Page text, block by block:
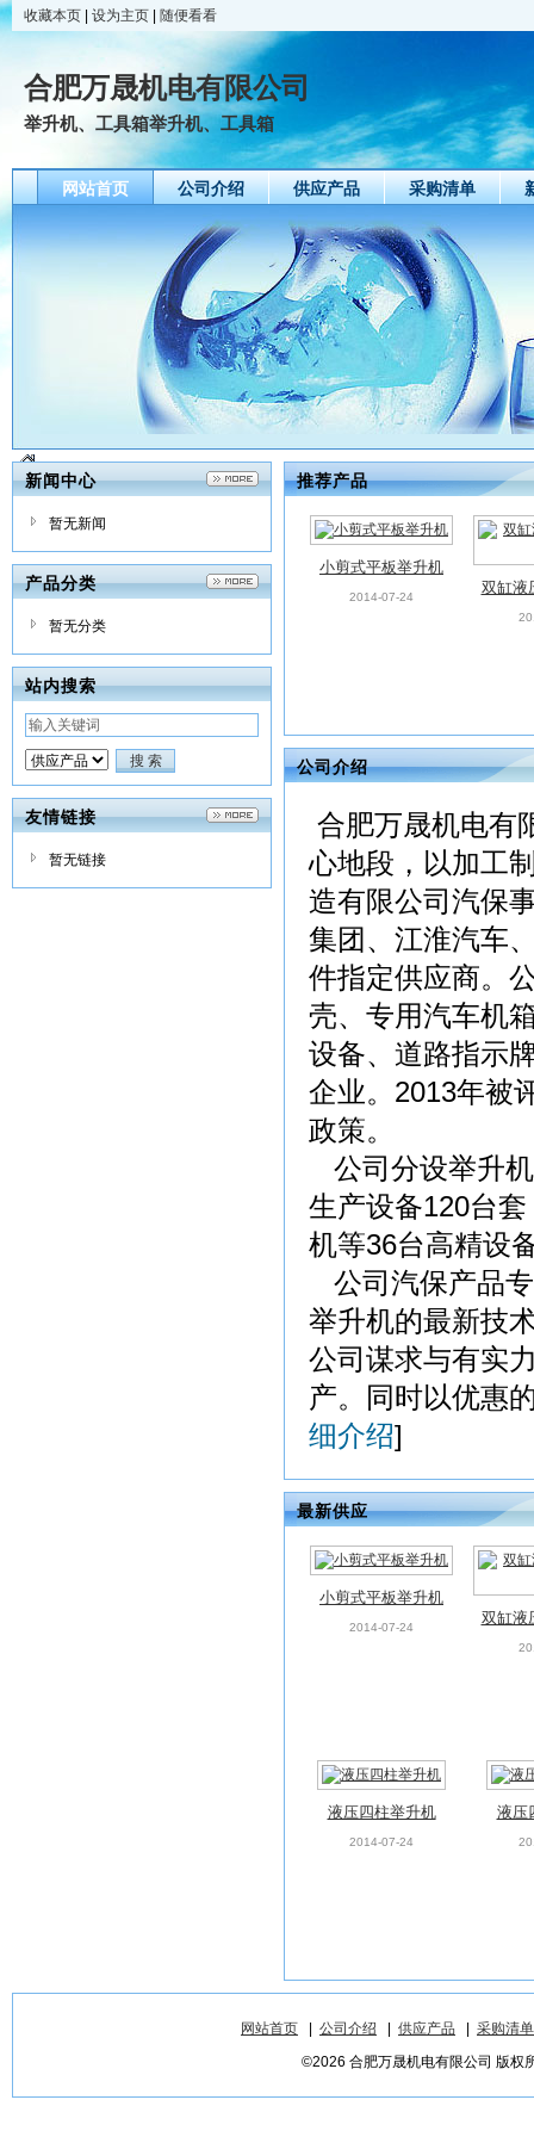
收藏本页 设为主页 随便看看
合肥万晟机电有限公司
举升机、工具箱举升机、工具箱
网站首页 公司介绍 供应产品 采购清单
新闻中心
暂无新闻
产品分类
暂无分类
站内搜索
友情链接
暂无链接
推荐产品
小剪式平板举升机
2014-07-24
双缸液
液压四柱举升机
2014-07-24
液压
公司介绍
合肥万晟机电有
心地段，以加工
造有限公司汽保
集团、江淮汽车
件指定供应商。
壳、专用汽车机
设备、道路指示
企业。2013年被
政策。
公司分设举升
生产设备120台
机等36台高精设
公司汽保产品
举升机的最新技
公司谋求与有实
产。同时以优惠
细介绍]
最新供应
小剪式平板举升机
2014-07-24
双缸液
液压四柱举升机
2014-07-24
液压
网站首页 公司介绍 供应产品
采购清单
©2026 合肥万晟机电有限公司 版权